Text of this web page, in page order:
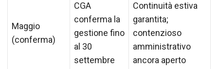
Maggio
(conferma)
CGA
conferma la
gestione fino
al 30
settembre
Continuità estiva
garantita;
contenzioso
amministrativo
ancora aperto